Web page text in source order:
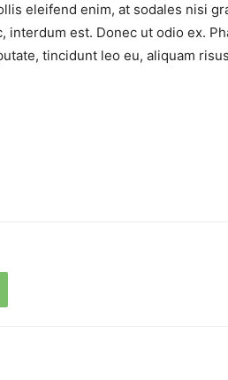
eleifend enim, at sodales nisi
interdum est. Donec ut odio ex.
tincidunt leo eu, aliquam